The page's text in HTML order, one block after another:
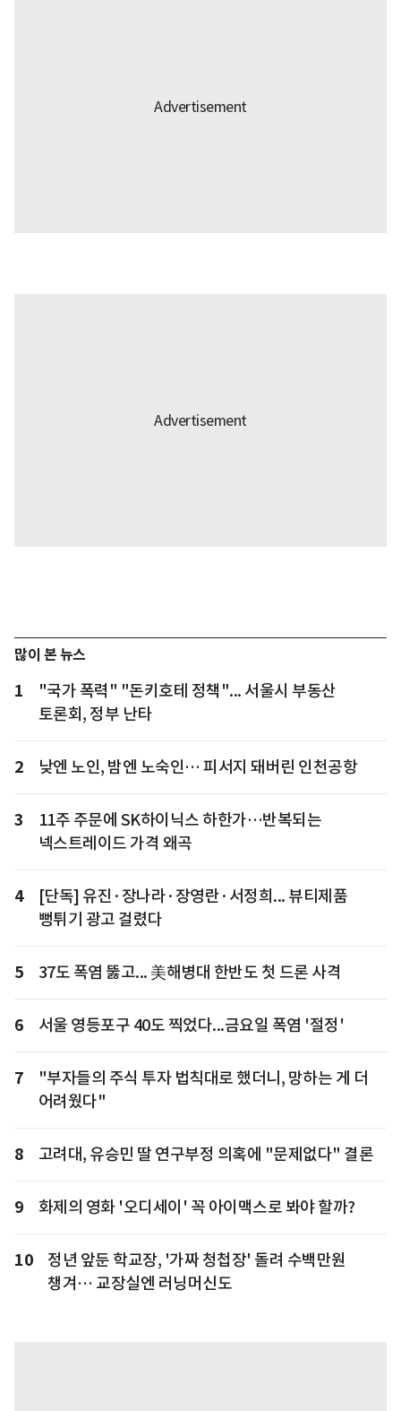
많이 본 뉴스
1
"국가 폭력" "돈키호테 정책"... 서울시 부동산
토론회, 정부 난타
2 낮엔 노인, 밤엔 노숙인… 피서지 돼버린 인천공항
3
11주 주문에 SK하이닉스 하한가…반복되는
넥스트레이드 가격 왜곡
4
[단독] 유진·장나라·장영란·서정희... 뷰티제품
뻥튀기 광고 걸렸다
5 37도 폭염 뚫고... 美해병대 한반도 첫 드론 사격
6 서울 영등포구 40도 찍었다...금요일 폭염 '절정'
7
"부자들의 주식 투자 법칙대로 했더니, 망하는 게 더
어려웠다"
8 고려대, 유승민 딸 연구부정 의혹에 "문제없다" 결론
9 화제의 영화 '오디세이' 꼭 아이맥스로 봐야 할까?
10
정년 앞둔 학교장, '가짜 청첩장' 돌려 수백만원
챙겨… 교장실엔 러닝머신도